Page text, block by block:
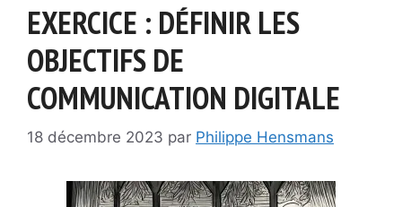
EXERCICE : DÉFINIR LES
OBJECTIFS DE
COMMUNICATION DIGITALE
18 décembre 2023 par Philippe Hensmans